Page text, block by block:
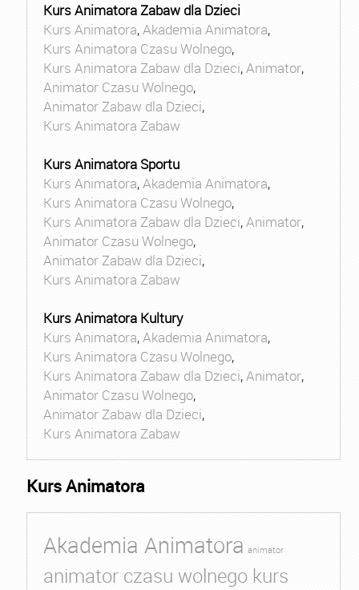
Kurs Animatora Zabaw dla Dzieci
Kurs Animatora,Akademia Animatora,
Kurs Animatora Czasu Wolnego,
Kurs Animatora Zabaw dla Dzieci,Animator,
Animator Czasu Wolnego,
Animator Zabaw dla Dzieci,
Kurs Animatora Zabaw
Kurs Animatora Sportu
Kurs Animatora,Akademia Animatora,
Kurs Animatora Czasu Wolnego,
Kurs Animatora Zabaw dla Dzieci,Animator,
Animator Czasu Wolnego,
Animator Zabaw dla Dzieci,
Kurs Animatora Zabaw
Kurs Animatora Kultury
Kurs Animatora,Akademia Animatora,
Kurs Animatora Czasu Wolnego,
Kurs Animatora Zabaw dla Dzieci,Animator,
Animator Czasu Wolnego,
Animator Zabaw dla Dzieci,
Kurs Animatora Zabaw
Kurs Animatora
Akademia Animatora animator
animator czasu wolnego kurs